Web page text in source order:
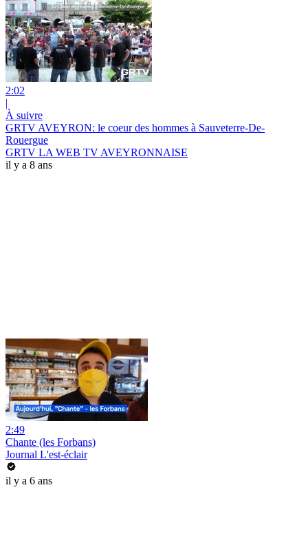
2:02
|
À suivre
GRTV AVEYRON: le coeur des hommes à Sauveterre-De-
Rouergue
GRTV LA WEB TV AVEYRONNAISE
il y a 8 ans
2:49
Chante (les Forbans)
Journal L'est-éclair
il y a 6 ans